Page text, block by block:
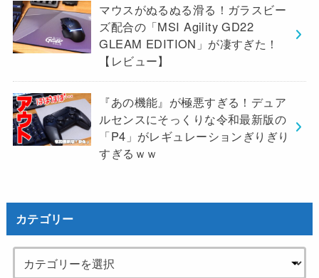
マウスがぬるぬる滑る！ガラスビー
ズ配合の「MSI Agility GD22
GLEAM EDITION」が凄すぎた！
【レビュー】
『あの機能』が極悪すぎる！デュア
ルセンスにそっくりな令和最新版の
「P4」がレギュレーションぎりぎり
すぎるｗｗ
カテゴリー